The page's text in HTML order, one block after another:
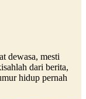
dewasa, mesti
dari berita,
hidup pernah